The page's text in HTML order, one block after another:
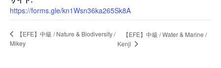
Online Shop
https://forms.gle/kn1Wsn36ka265Sk8A
【EFE】中級 / Nature & Biodiversity /
Mikey
【EFE】中級 / Water & Marine /
Kenji